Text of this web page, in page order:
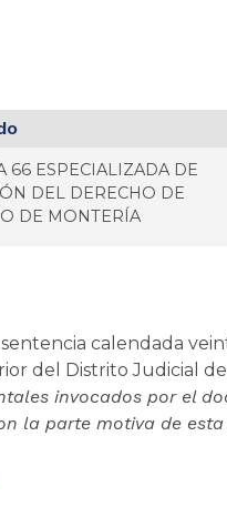
66 ESPECIALIZADA DE
DEL DERECHO DE
DE MONTERÍA
calendada
del Distrito Judicial
invocados por el
la parte motiva de